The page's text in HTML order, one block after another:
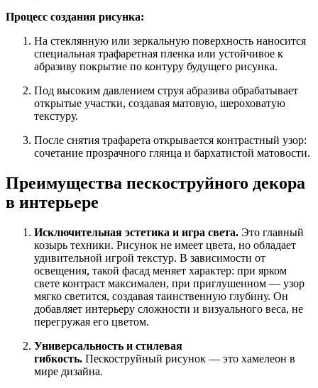
Процесс создания рисунка:
На стеклянную или зеркальную поверхность наносится
специальная трафаретная пленка или устойчивое к
абразиву покрытие по контуру будущего рисунка.
Под высоким давлением струя абразива обрабатывает
открытые участки, создавая матовую, шероховатую
текстуру.
После снятия трафарета открывается контрастный узор:
сочетание прозрачного глянца и бархатистой матовости.
Преимущества пескоструйного декора
в интерьере
Исключительная эстетика и игра света. Это главный
козырь техники. Рисунок не имеет цвета, но обладает
удивительной игрой текстур. В зависимости от
освещения, такой фасад меняет характер: при ярком
свете контраст максимален, при приглушенном — узор
мягко светится, создавая таинственную глубину. Он
добавляет интерьеру сложности и визуального веса, не
перегружая его цветом.
Универсальность и стилевая
гибкость. Пескоструйный рисунок — это хамелеон в
мире дизайна.